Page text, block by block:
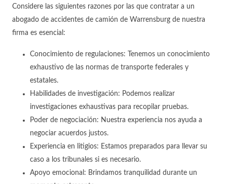
Considere las siguientes razones por las que contratar a un
abogado de accidentes de camión de Warrensburg de nuestra
firma es esencial:
Conocimiento de regulaciones: Tenemos un conocimiento
exhaustivo de las normas de transporte federales y
estatales.
Habilidades de investigación: Podemos realizar
investigaciones exhaustivas para recopilar pruebas.
Poder de negociación: Nuestra experiencia nos ayuda a
negociar acuerdos justos.
Experiencia en litigios: Estamos preparados para llevar su
caso a los tribunales si es necesario.
Apoyo emocional: Brindamos tranquilidad durante un